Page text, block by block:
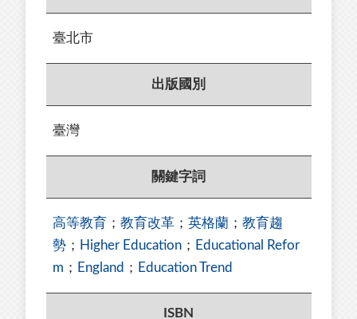
臺北市
出版國別
臺灣
關鍵字詞
高等教育 ； 教育改革 ； 英格蘭 ； 教育趨
勢 ； Higher Education ； Educational Refor
m ； England ； Education Trend
ISBN